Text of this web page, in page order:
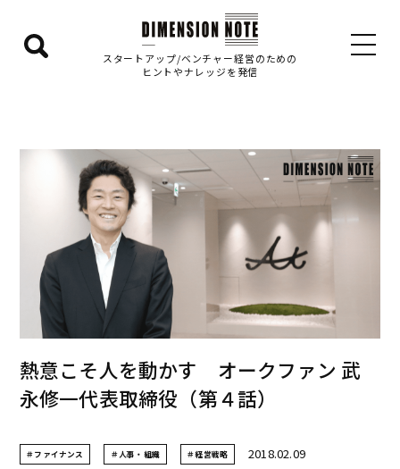
検
スタートアップ/ベンチャー経営のための
ヒントやナレッジを発信
熱意こそ人を動かす オークファン 武
永修一代表取締役（第４話）
＃ファイナンス ＃人事・組織 ＃経営戦略 2018.02.09